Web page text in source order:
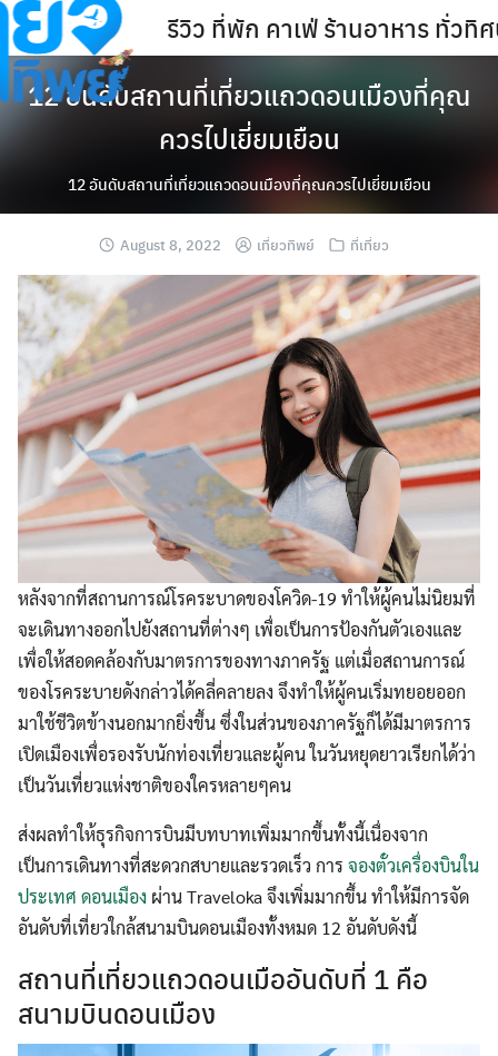
Skip
to
content
รีวิว ที่พัก คาเฟ่ ร้านอาหาร ทั่วทิศ
12 อันดับสถานที่เที่ยวแถวดอนเมืองที่คุณ
ควรไปเยี่ยมเยือน
12 อันดับสถานที่เที่ยวแถวดอนเมืองที่คุณควรไปเยี่ยมเยือน
August 8, 2022 เที่ยวทิพย์ ที่เที่ยว
หลังจากที่สถานการณ์โรคระบาดของโควิด-19 ทำให้ผู้คนไม่นิยมที่
จะเดินทางออกไปยังสถานที่ต่างๆ เพื่อเป็นการป้องกันตัวเองและ
เพื่อให้สอดคล้องกับมาตรการของทางภาครัฐ แต่เมื่อสถานการณ์
ของโรคระบายดังกล่าวได้คลี่คลายลง จึงทำให้ผู้คนเริ่มทยอยออก
มาใช้ชีวิตข้างนอกมากยิ่งขึ้น ซึ่งในส่วนของภาครัฐก็ได้มีมาตรการ
เปิดเมืองเพื่อรองรับนักท่องเที่ยวและผู้คน ในวันหยุดยาวเรียกได้ว่า
เป็นวันเที่ยวแห่งชาติของใครหลายๆคน
ส่งผลทำให้ธุรกิจการบินมีบทบาทเพิ่มมากขึ้นทั้งนี้เนื่องจาก
เป็นการเดินทางที่สะดวกสบายและรวดเร็ว การ จองตั๋วเครื่องบินใน
ประเทศ ดอนเมือง ผ่าน Traveloka จึงเพิ่มมากขึ้น ทำให้มีการจัด
อันดับที่เที่ยวใกล้สนามบินดอนเมืองทั้งหมด 12 อันดับดังนี้
สถานที่เที่ยวแถวดอนเมืออันดับที่ 1 คือ
สนามบินดอนเมือง